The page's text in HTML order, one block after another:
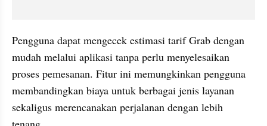
Pengguna dapat mengecek estimasi tarif Grab dengan
mudah melalui aplikasi tanpa perlu menyelesaikan
proses pemesanan. Fitur ini memungkinkan pengguna
membandingkan biaya untuk berbagai jenis layanan
sekaligus merencanakan perjalanan dengan lebih